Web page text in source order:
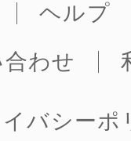
ヘルプ
わせ
バシーポ